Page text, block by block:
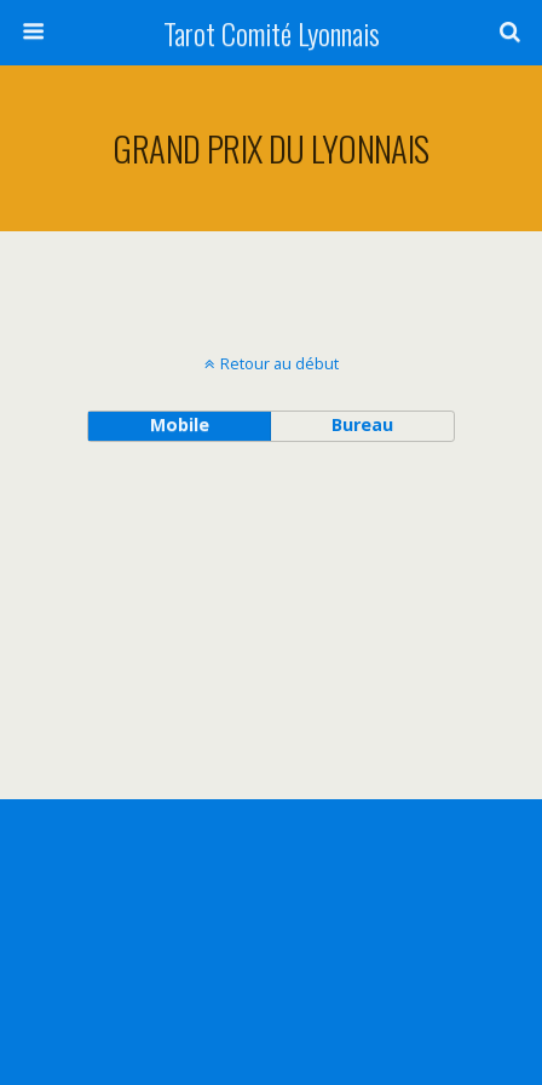
Tarot Comité Lyonnais
GRAND PRIX DU LYONNAIS
Retour au début
Mobile Bureau